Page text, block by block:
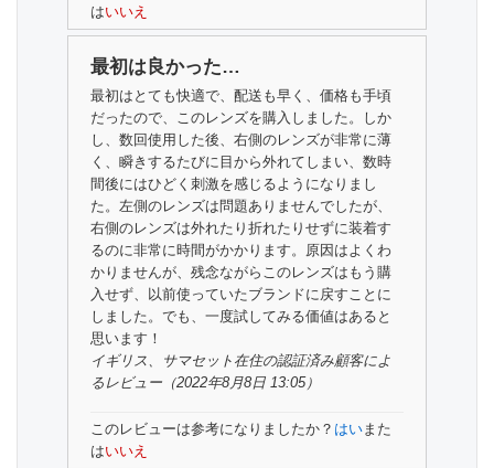
はいいえ
最初は良かった…
最初はとても快適で、配送も早く、価格も手頃
だったので、このレンズを購入しました。しか
し、数回使用した後、右側のレンズが非常に薄
く、瞬きするたびに目から外れてしまい、数時
間後にはひどく刺激を感じるようになりまし
た。左側のレンズは問題ありませんでしたが、
右側のレンズは外れたり折れたりせずに装着す
るのに非常に時間がかかります。原因はよくわ
かりませんが、残念ながらこのレンズはもう購
入せず、以前使っていたブランドに戻すことに
しました。でも、一度試してみる価値はあると
思います！
イギリス、サマセット在住の認証済み顧客によ
るレビュー（2022年8月8日 13:05）
このレビューは参考になりましたか？ はいまた
はいいえ